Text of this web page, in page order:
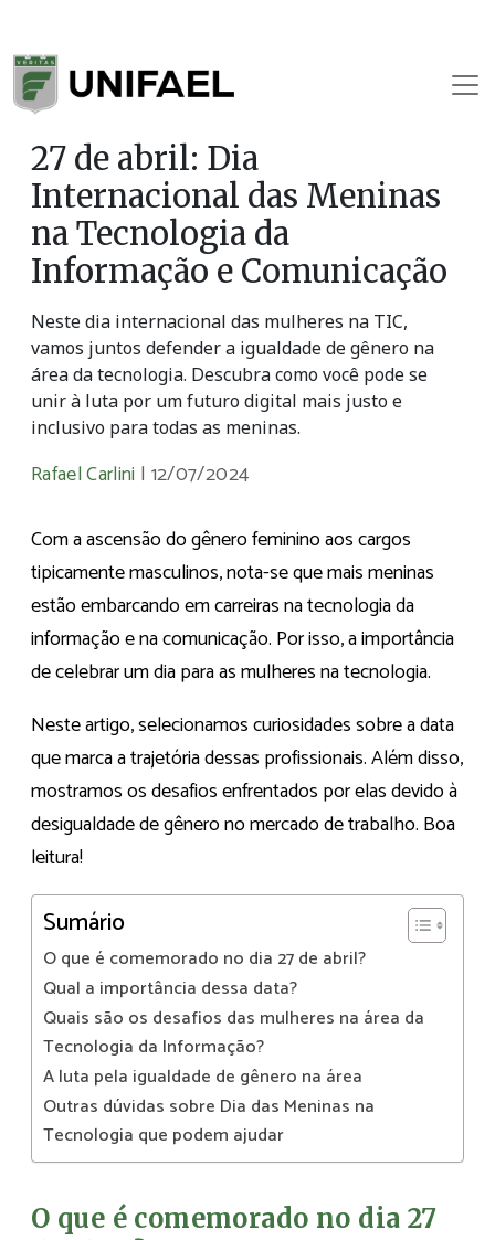
27 de abril: Dia
Internacional das Meninas
na Tecnologia da
Informação e Comunicação
Neste dia internacional das mulheres na TIC,
vamos juntos defender a igualdade de gênero na
área da tecnologia. Descubra como você pode se
unir à luta por um futuro digital mais justo e
inclusivo para todas as meninas.
Rafael Carlini | 12/07/2024
Com a ascensão do gênero feminino aos cargos
tipicamente masculinos, nota-se que mais meninas
estão embarcando em carreiras na tecnologia da
informação e na comunicação. Por isso, a importância
de celebrar um dia para as mulheres na tecnologia.
Neste artigo, selecionamos curiosidades sobre a data
que marca a trajetória dessas profissionais. Além disso,
mostramos os desafios enfrentados por elas devido à
desigualdade de gênero no mercado de trabalho. Boa
leitura!
Sumário
O que é comemorado no dia 27 de abril?
Qual a importância dessa data?
Quais são os desafios das mulheres na área da
Tecnologia da Informação?
A luta pela igualdade de gênero na área
Outras dúvidas sobre Dia das Meninas na
Tecnologia que podem ajudar
O que é comemorado no dia 27